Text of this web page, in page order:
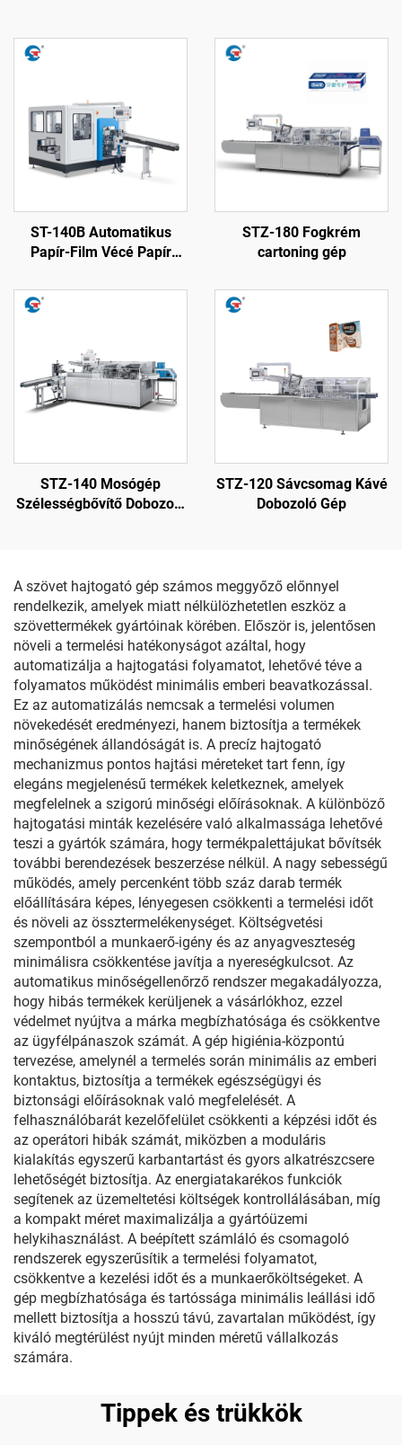
ST-140B Automatikus
Papír-Film Vécé Papír
STZ-180 Fogkrém
cartoning gép
STZ-140 Mosógép
Szélességbővítő Dobozoló
STZ-120 Sávcsomag Kávé
Dobozoló Gép
A szövet hajtogató gép számos meggyőző előnnyel
rendelkezik, amelyek miatt nélkülözhetetlen eszköz a
szövettermékek gyártóinak körében. Először is, jelentősen
növeli a termelési hatékonyságot azáltal, hogy
automatizálja a hajtogatási folyamatot, lehetővé téve a
folyamatos működést minimális emberi beavatkozással.
Ez az automatizálás nemcsak a termelési volumen
növekedését eredményezi, hanem biztosítja a termékek
minőségének állandóságát is. A precíz hajtogató
mechanizmus pontos hajtási méreteket tart fenn, így
elegáns megjelenésű termékek keletkeznek, amelyek
megfelelnek a szigorú minőségi előírásoknak. A különböző
hajtogatási minták kezelésére való alkalmassága lehetővé
teszi a gyártók számára, hogy termékpalettájukat bővítsék
további berendezések beszerzése nélkül. A nagy sebességű
működés, amely percenként több száz darab termék
előállítására képes, lényegesen csökkenti a termelési időt
és növeli az össztermelékenységet. Költségvetési
szempontból a munkaerő-igény és az anyagveszteség
minimálisra csökkentése javítja a nyereségkulcsot. Az
automatikus minőségellenőrző rendszer megakadályozza,
hogy hibás termékek kerüljenek a vásárlókhoz, ezzel
védelmet nyújtva a márka megbízhatósága és csökkentve
az ügyfélpánaszok számát. A gép higiénia-központú
tervezése, amelynél a termelés során minimális az emberi
kontaktus, biztosítja a termékek egészségügyi és
biztonsági előírásoknak való megfelelését. A
felhasználóbarát kezelőfelület csökkenti a képzési időt és
az operátori hibák számát, miközben a moduláris
kialakítás egyszerű karbantartást és gyors alkatrészcsere
lehetőségét biztosítja. Az energiatakarékos funkciók
segítenek az üzemeltetési költségek kontrollálásában, míg
a kompakt méret maximalizálja a gyártóüzemi
helykihasználást. A beépített számláló és csomagoló
rendszerek egyszerűsítik a termelési folyamatot,
csökkentve a kezelési időt és a munkaerőköltségeket. A
gép megbízhatósága és tartóssága minimális leállási idő
mellett biztosítja a hosszú távú, zavartalan működést, így
kiváló megtérülést nyújt minden méretű vállalkozás
számára.
Tippek és trükkök